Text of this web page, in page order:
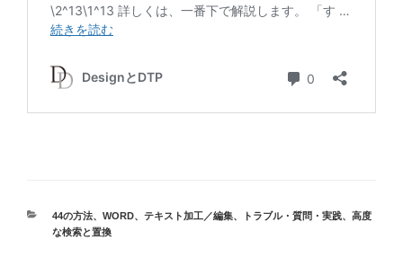
カ
テ
44の方法、 WORD、 テキスト加工／編集、 トラブル・質問・実践、 高度
な検索と置換